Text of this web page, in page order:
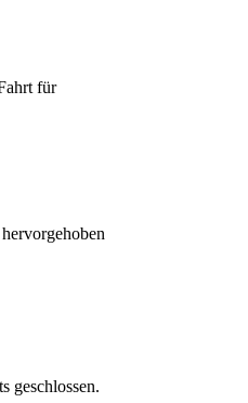
für
geschlossen.